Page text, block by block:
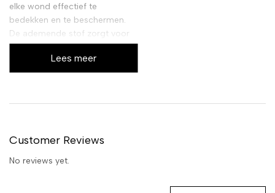
elke wond effectief te
bedekken en te beschermen.
De ademende stof zorgt voor
een snellere genezing, terwijl de
sterke kleefkracht garandeert
dat de pleister op zijn plaats
beweging. Ervaar het comfort
Lees meer
Customer Reviews
No reviews yet.